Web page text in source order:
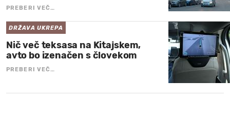
PREBERI VEČ…
DRŽAVA UKREPA
Nič več teksasa na Kitajskem,
avto bo izenačen s človekom
PREBERI VEČ…